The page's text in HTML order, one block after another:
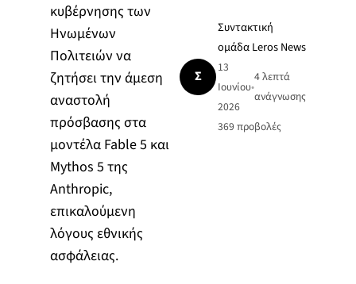
κυβέρνησης των
Ηνωμένων
Πολιτειών να
ζητήσει την άμεση
αναστολή
πρόσβασης στα
μοντέλα Fable 5 και
Mythos 5 της
Anthropic,
επικαλούμενη
λόγους εθνικής
ασφάλειας.
Σ
Συντακτική
ομάδα Leros News
13
Ιουνίου
2026
•
4 λεπτά
ανάγνωσης
369 προβολές